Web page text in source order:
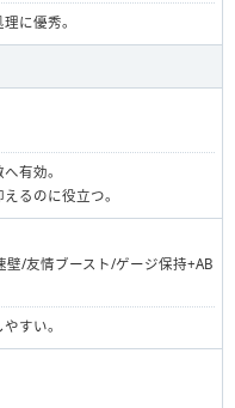
に優秀。
有効。
るのに役立つ。
壁/友情ブースト/ゲージ保持+AB
すい。